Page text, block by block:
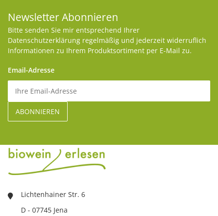
Newsletter Abonnieren
Bitte senden Sie mir entsprechend Ihrer
Datenschutzerklärung regelmäßig und jederzeit widerruflich
Informationen zu Ihrem Produktsortiment per E-Mail zu.
Email-Adresse
Lichtenhainer Str. 6
D - 07745 Jena